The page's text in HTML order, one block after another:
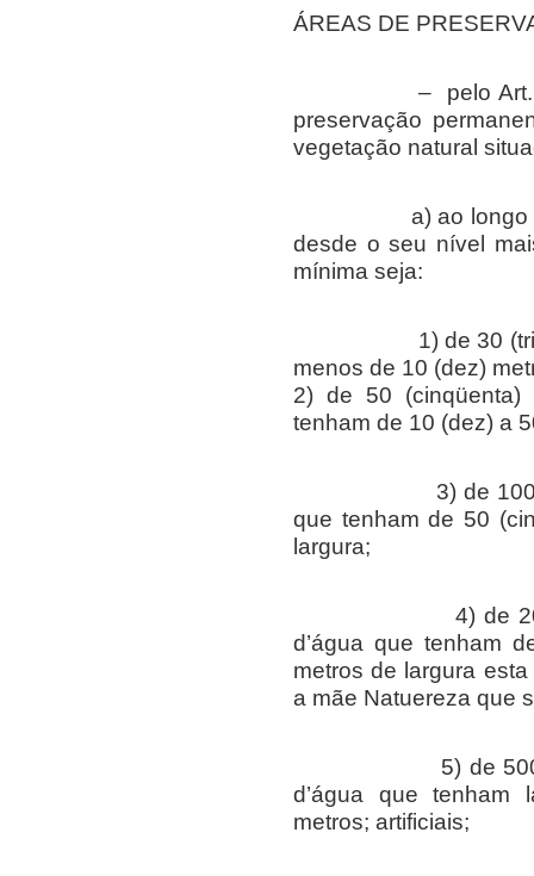
ÁREAS DE
– pelo Art. 2º da
preservação
vegetação natural
a) ao longo dos
desde o seu nível
mínima seja:
1) de 30 (trinta)
menos de 10 (dez)
2) de 50 (cinqüenta)
tenham de 10 (dez) a
3) de 100 (cem)
que tenham de 50
largura;
4) de 200
d’água que tenham
metros de largura
a mãe Natuereza que
5) de 500
d’água que tenham
metros; artificiais;